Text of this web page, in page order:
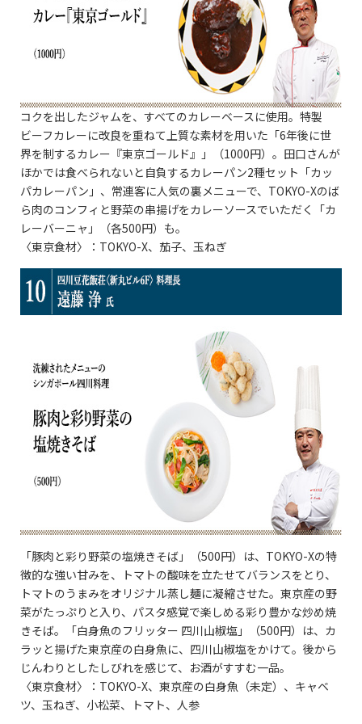
コクを出したジャムを、すべてのカレーベースに使用。特製
ビーフカレーに改良を重ねて上質な素材を用いた「6年後に世
界を制するカレー『東京ゴールド』」（1000円）。田口さんが
ほかでは食べられないと自負するカレーパン2種セット「カッ
パカレーパン」、常連客に人気の裏メニューで、TOKYO-Xのば
ら肉のコンフィと野菜の串揚げをカレーソースでいただく「カ
レーバーニャ」（各500円）も。
〈東京食材〉：TOKYO-X、茄子、玉ねぎ
「豚肉と彩り野菜の塩焼きそば」（500円）は、TOKYO-Xの特
徴的な強い甘みを、トマトの酸味を立たせてバランスをとり、
トマトのうまみをオリジナル蒸し麺に凝縮させた。東京産の野
菜がたっぷりと入り、パスタ感覚で楽しめる彩り豊かな炒め焼
きそば。「白身魚のフリッター 四川山椒塩」（500円）は、カ
ラッと揚げた東京産の白身魚に、四川山椒塩をかけて。後から
じんわりとしたしびれを感じて、お酒がすすむ一品。
〈東京食材〉：TOKYO-X、東京産の白身魚（未定）、キャベ
ツ、玉ねぎ、小松菜、トマト、人参